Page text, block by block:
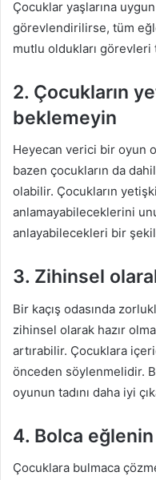
Çocuklar yaşlarına
görevlendirilirse, tüm
mutlu oldukları
2. Çocukların
beklemeyin
Heyecan verici bir oyun
bazen çocukların da
olabilir. Çocukların
anlamayabileceklerini
anlayabilecekleri bir
3. Zihinsel
Bir kaçış odasında
zihinsel olarak hazır
artırabilir. Çocuklara
önceden söylenmelidir.
oyunun tadını daha iyi
4. Bolca eğlenin
Çocuklara bulmaca